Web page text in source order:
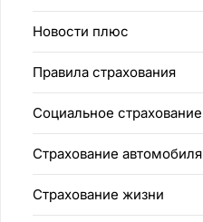
Новости плюс
Правила страхования
Социальное страхование
Страхование автомобиля
Страхование жизни